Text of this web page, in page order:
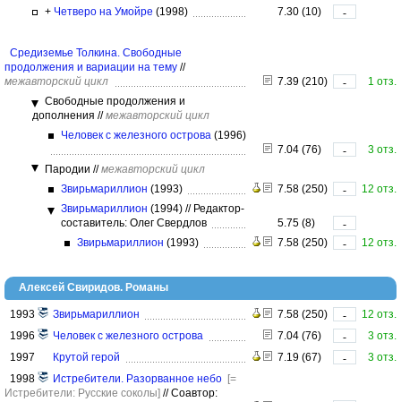
+ Четверо на Умойре (1998) 7.30 (10) -
Средиземье Толкина. Свободные
продолжения и вариации на тему //
межавторский цикл
7.39 (210) -
1 отз.
Свободные продолжения и
дополнения // межавторский цикл
Человек с железного острова (1996)
7.04 (76)
-
3 отз.
Пародии // межавторский цикл
Звирьмариллион (1993) 7.58 (250) -
12 отз.
Звирьмариллион (1994) //Редактор-
составитель: Олег Свердлов
5.75 (8)
-
Звирьмариллион (1993) 7.58 (250) - 12 отз.
Алексей Свиридов. Романы
1993 Звирьмариллион 7.58 (250) -
12 отз.
1996
Человек с железного острова 7.04 (76) -
3 отз.
1997
Крутой герой 7.19 (67) -
3 отз.
1998
Истребители. Разорванное небо [=
Истребители: Русские соколы] //Соавтор: